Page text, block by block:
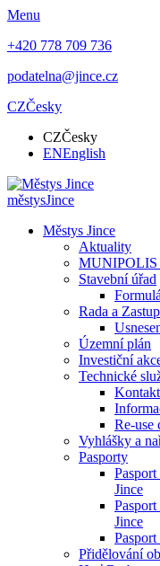
Menu
+420 778 709 736
podatelna@jince.cz
CZČesky
CZČesky
ENEnglish
městysJince
Městys Jince
Aktuality
MUNIPOLIS
Stavební úřad
Rada a
Územní plán
Investiční
Technické
Kontakt
Re-use
Vyhlášky a
Pasporty
Jince
Jince
Přidělování